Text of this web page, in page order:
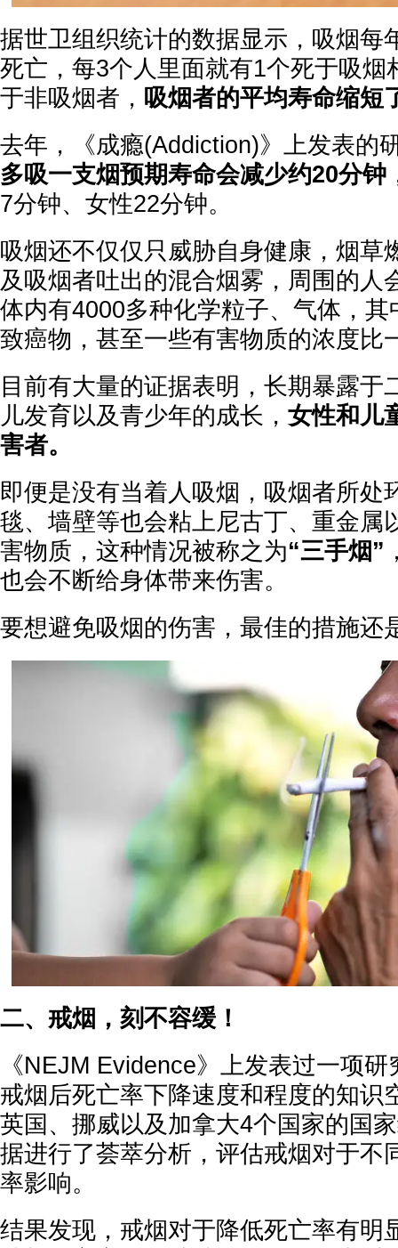
据世卫组织统计的数据显示，吸烟每
死亡，每3个人里面就有1个死于吸烟
于非吸烟者， 吸烟者的平均寿命缩短
去年，《成瘾(Addiction)》上发表的
多吸一支烟预期寿命会减少约20分钟
7分钟、女性22分钟。
吸烟还不仅仅只威胁自身健康，烟草
及吸烟者吐出的混合烟雾，周围的人
体内有4000多种化学粒子、气体，
致癌物，甚至一些有害物质的浓度比
目前有大量的证据表明，长期暴露于
儿发育以及青少年的成长， 女性和儿
害者。
即便是没有当着人吸烟，吸烟者所处
毯、墙壁等也会粘上尼古丁、重金属
害物质，这种情况被称之为“三手烟”
也会不断给身体带来伤害。
要想避免吸烟的伤害，最佳的措施还
二、戒烟，刻不容缓！
《NEJM Evidence》上发表过一项
戒烟后死亡率下降速度和程度的知识
英国、挪威以及加拿大4个国家的国
据进行了荟萃分析，评估戒烟对于不
率影响。
结果发现，戒烟对于降低死亡率有明